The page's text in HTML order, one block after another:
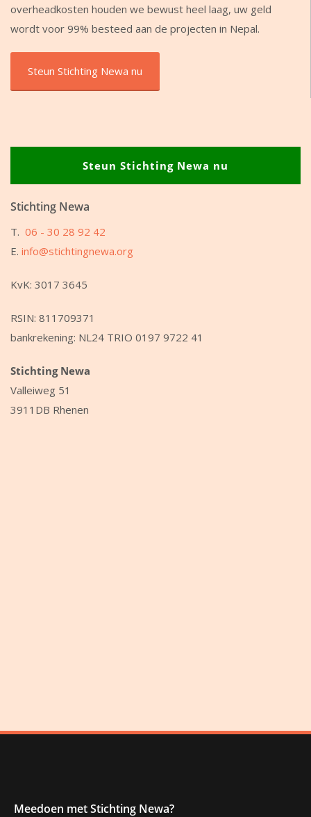
overheadkosten houden we bewust heel laag, uw geld
wordt voor 99% besteed aan de projecten in Nepal.
Steun Stichting Newa nu
Steun Stichting Newa nu
Stichting Newa
T. 06 - 30 28 92 42
E. info@stichtingnewa.org
KvK: 3017 3645
RSIN: 811709371
bankrekening: NL24 TRIO 0197 9722 41
Stichting Newa
Valleiweg 51
3911DB Rhenen
Meedoen met Stichting Newa?